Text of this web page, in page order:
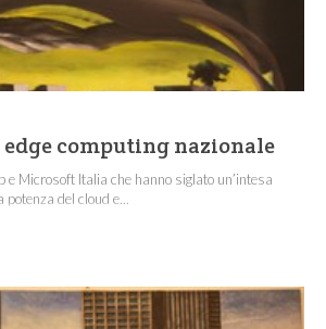
computing nazionale
e Microsoft Italia che hanno siglato un’intesa
del cloud e...